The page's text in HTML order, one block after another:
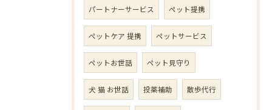
パートナーサービス ペット提携
ペットケア 提携 ペットサービス
ペットお世話 ペット見守り
犬 猫 お世話 投薬補助 散歩代行